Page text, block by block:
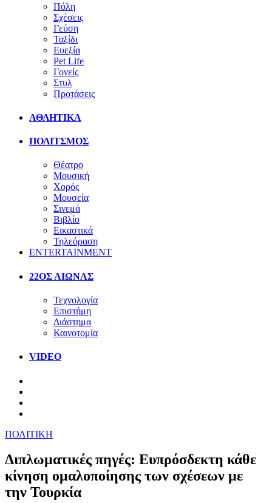
Πόλη
Σχέσεις
Γεύση
Ταξίδι
Ευεξία
Pet Life
Γονείς
Στυλ
Προτάσεις
ΑΘΛΗΤΙΚΑ
ΠΟΛΙΤΣΜΟΣ
Θέατρο
Μουσική
Χορός
Μουσεία
Σινεμά
Βιβλίο
Εικαστικά
Τηλεόραση
ENTERTAINMENT
22ΟΣ ΑΙΩΝΑΣ
Τεχνολογία
Επιστήμη
Διάστημα
Καινοτομία
VIDEO
ΠΟΛΙΤΙΚΗ
Διπλωματικές πηγές: Ευπρόσδεκτη κάθε
κίνηση ομαλοποίησης των σχέσεων με
την Τουρκία